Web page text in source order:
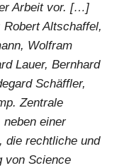
Arbeit vor. […]
Altschaffel,
Wolfram
Lauer, Bernhard
Schäffler,
Zentrale
einer
die rechtliche und
von Science